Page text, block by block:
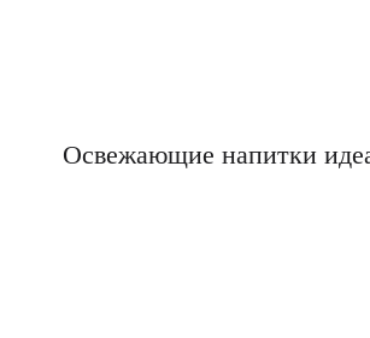
Освежающие напитки